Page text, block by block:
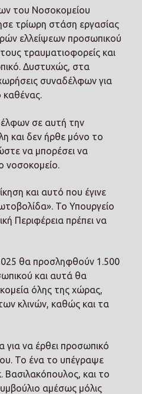
του Νοσοκομείου
τρίωρη στάση εργασίας
ελλείψεων προσωπικού
τραυματιοφορείς και
Δυστυχώς, στα
συναδέλφων για
καθένας.
σε αυτή την
και δεν ήρθε μόνο το
να μπορέσει να
νοσοκομείο.
και αυτό που έγινε
Το Υπουργείο
Περιφέρεια πρέπει να
θα προσληφθούν 1.500
και αυτά θα
όλης της χώρας,
κλινών, καθώς και τα
για να έρθει προσωπικό
Το ένα το υπέγραψε
Βασιλακόπουλος, και το
αμέσως μόλις